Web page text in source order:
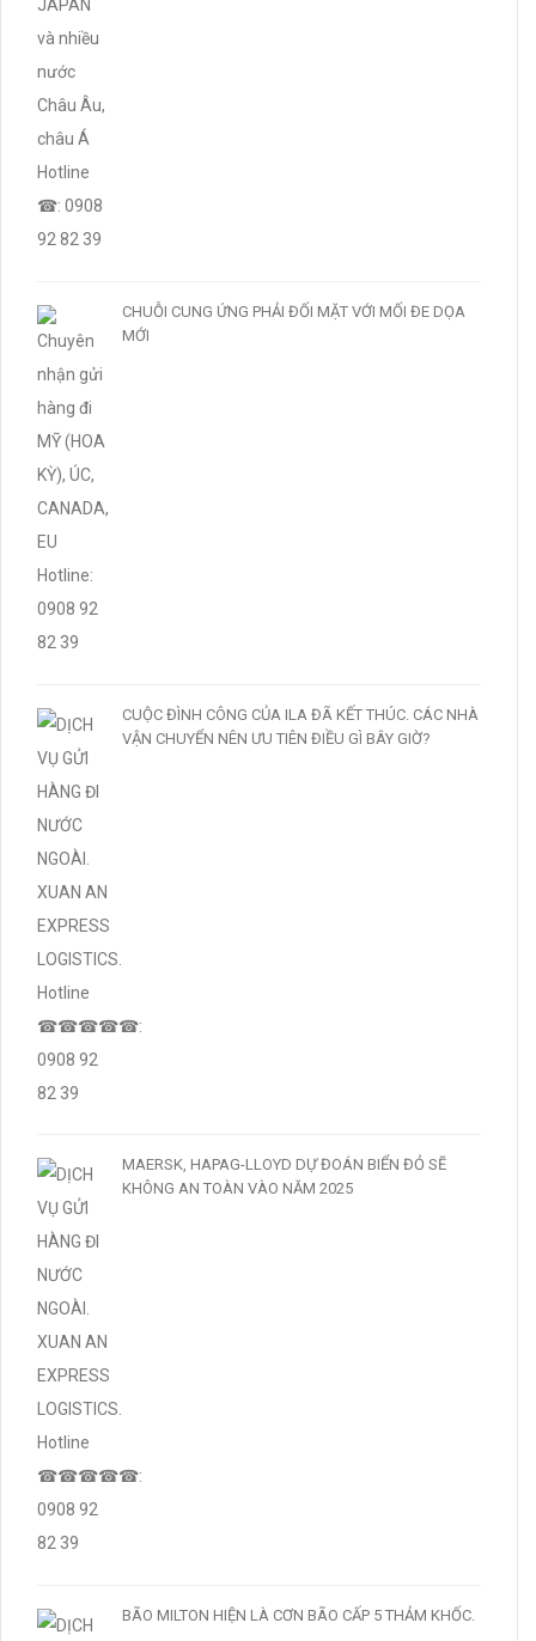
CHUỖI CUNG ỨNG PHẢI ĐỐI MẶT VỚI MỐI ĐE DỌA
MỚI
CUỘC ĐÌNH CÔNG CỦA ILA ĐÃ KẾT THÚC. CÁC NHÀ
VẬN CHUYỂN NÊN ƯU TIÊN ĐIỀU GÌ BÂY GIỜ?
MAERSK, HAPAG-LLOYD DỰ ĐOÁN BIỂN ĐỎ SẼ
KHÔNG AN TOÀN VÀO NĂM 2025
BÃO MILTON HIỆN LÀ CƠN BÃO CẤP 5 THẢM KHỐC.